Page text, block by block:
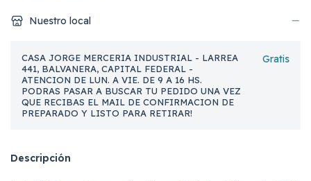
Nuestro local
CASA JORGE MERCERIA INDUSTRIAL - LARREA
441, BALVANERA, CAPITAL FEDERAL -
ATENCION DE LUN. A VIE. DE 9 A 16 HS.
PODRAS PASAR A BUSCAR TU PEDIDO UNA VEZ
QUE RECIBAS EL MAIL DE CONFIRMACION DE
PREPARADO Y LISTO PARA RETIRAR!
Gratis
Descripción